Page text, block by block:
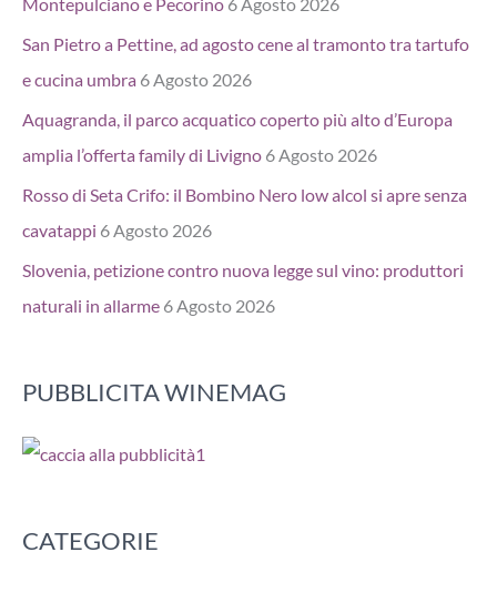
Montepulciano e Pecorino 6 Agosto 2026
San Pietro a Pettine, ad agosto cene al tramonto tra tartufo
e cucina umbra 6 Agosto 2026
Aquagranda, il parco acquatico coperto più alto d’Europa
amplia l’offerta family di Livigno 6 Agosto 2026
Rosso di Seta Crifo: il Bombino Nero low alcol si apre senza
cavatappi 6 Agosto 2026
Slovenia, petizione contro nuova legge sul vino: produttori
naturali in allarme 6 Agosto 2026
PUBBLICITA WINEMAG
CATEGORIE